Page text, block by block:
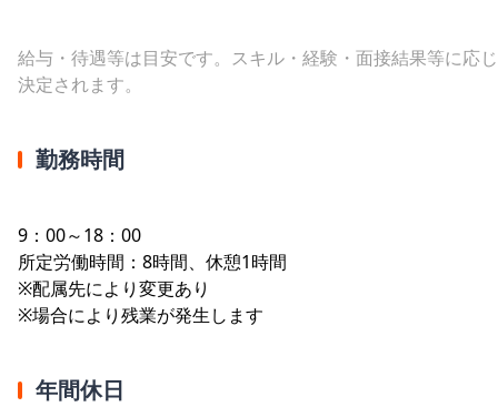
給与・待遇等は目安です。スキル・経験・面接結果等に応
決定されます。
勤務時間
9：00～18：00
所定労働時間：8時間、休憩1時間
※配属先により変更あり
※場合により残業が発生します
年間休日